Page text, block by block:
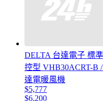
DELTA 台達電子 標
控型 VHB30ACRT-B
達電暖風機
$5,777
$6,200